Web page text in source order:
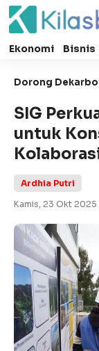
Ekonomi Bisnis
Dorong
SIG
untuk
Ardhia Putri
Kamis, 23 Okt 2025